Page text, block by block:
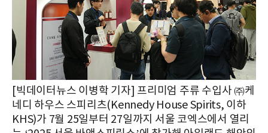
[빅데이터뉴스 이병학 기자] 프리미엄 주류 수입사 ㈜케
네디 하우스 스피리츠(Kennedy House Spirits, 이하
KHS)가 7월 25일부터 27일까지 서울 코엑스에서 열리